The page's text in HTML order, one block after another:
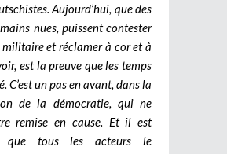
Aujourd’hui, que des
nues, puissent contester
militaire et réclamer à cor et à
est la preuve que les temps
C’est un pas en avant, dans la
de la démocratie, qui ne
remise en cause. Et il est
que tous les acteurs le